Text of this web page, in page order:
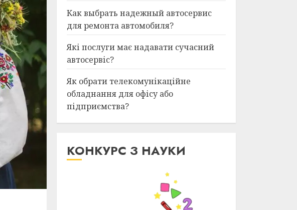
Как выбрать надежный автосервис
для ремонта автомобиля?
Які послуги має надавати сучасний
автосервіс?
Як обрати телекомунікаційне
обладнання для офісу або
підприємства?
КОНКУРС З НАУКИ